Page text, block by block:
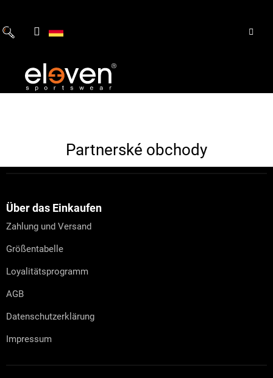
springen
Partnerské obchody
Über das Einkaufen
Zahlung und Versand
Größentabelle
Loyalitätsprogramm
AGB
Datenschutzerklärung
Impressum